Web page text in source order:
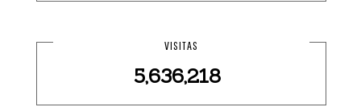
VISITAS
5,636,218